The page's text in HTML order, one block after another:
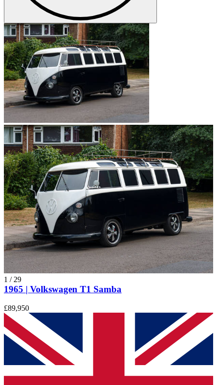
1 / 29
1965 | Volkswagen T1 Samba
£89,950